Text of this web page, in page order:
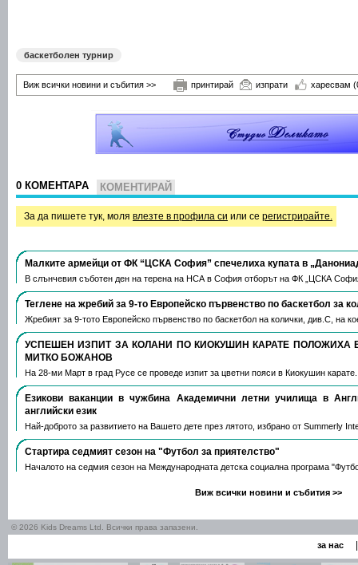
баскетболен турнир
Виж всички новини и събития >> принтирай изпрати харесвам
0 КОМЕНТАРА КОМЕНТИРАЙ
За да пишете тук, моля влезте в профила си или се регистрирайте.
Малките армейци от ФК “ЦСКА София” спечелиха купата в
В слънчевия съботен ден на терена на НСА в София отборът на ФК „ЦСКА
Теглене на жребий за 9-то Европейско първенство по баскетбол за
Жребият за 9-тото Европейско първенство по баскетбол на колички, див.С, на
УСПЕШЕН ИЗПИТ ЗА КОЛАНИ ПО КИОКУШИН КАРАТЕ ПОЛОЖИХА
МИТКО БОЖАНОВ
На 28-ми Март в град Русе се проведе изпит за цветни пояси в Киокушин
Езикови ваканции​ в чужбина Академични летни училища в
английски език
Най-доброто за развитието на Вашето дете през лятото, избрано от Summerly
Стартира седмият сезон на "Футбол за приятелство"
Началото на седмия сезон на Международната детска социална програма
Виж всички новини и събития >>
© 2026 Kids Dreams Ltd. Всички права запазени.
за нас